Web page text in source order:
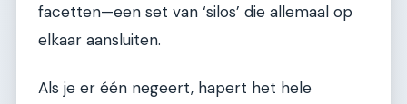
facetten—een set van ‘silos’ die allemaal op
elkaar aansluiten.
Als je er één negeert, hapert het hele